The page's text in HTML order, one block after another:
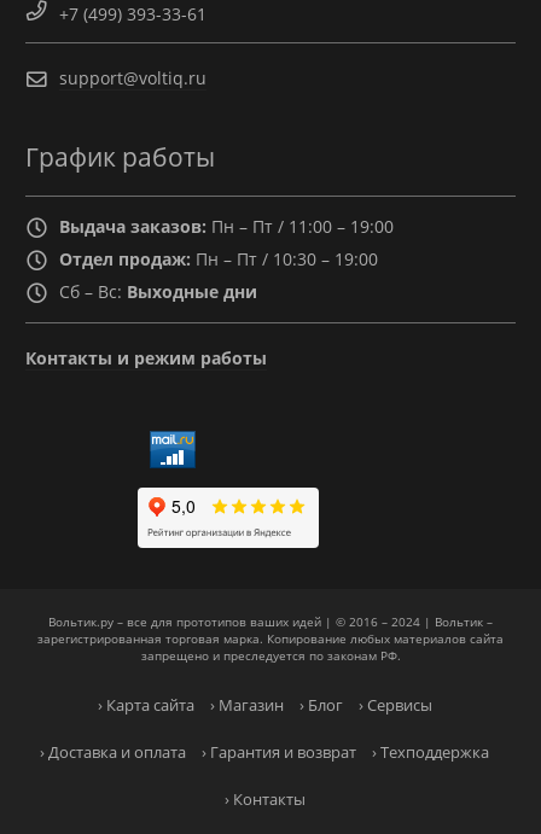
+7 (499) 393-33-61
support@voltiq.ru
График работы
Выдача заказов: Пн – Пт / 11:00 – 19:00
Отдел продаж: Пн – Пт / 10:30 – 19:00
Сб – Вс: Выходные дни
Контакты и режим работы
Вольтик.ру – все для прототипов ваших идей | © 2016 – 2024 | Вольтик –
зарегистрированная торговая марка. Копирование любых материалов сайта
запрещено и преследуется по законам РФ.
› Карта сайта › Магазин › Блог › Сервисы
› Доставка и оплата › Гарантия и возврат › Техподдержка
› Контакты